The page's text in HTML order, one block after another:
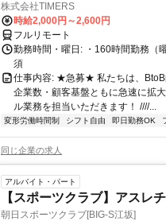
株式会社TIMERS
時給2,000円～2,600円
フルリモート
勤務時間・曜日: ・160時間勤務（
須
仕事内容: ★急募★ 私たちは、BtoB
企業数・顧客基盤ともに急速に拡
ル業務を担当いただきます！ ////...
変形労働時間制 シフト自由 即日勤務OK
同じ企業の求人
アルバイト・パート
【スポーツクラブ】アスレ
朝日スポーツクラブ[BIG-S江坂]